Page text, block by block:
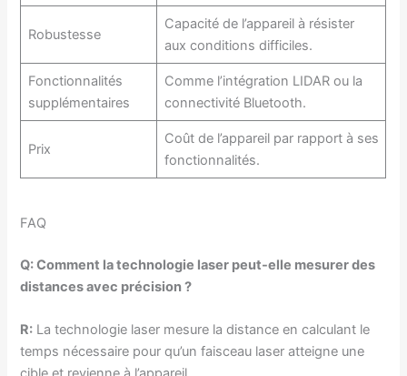
Robustesse
Capacité de l’appareil à résister
aux conditions difficiles.
Fonctionnalités
supplémentaires
Comme l’intégration LIDAR ou la
connectivité Bluetooth.
Prix
Coût de l’appareil par rapport à ses
fonctionnalités.
FAQ
Q: Comment la technologie laser peut-elle mesurer des
distances avec précision ?
R: La technologie laser mesure la distance en calculant le
temps nécessaire pour qu’un faisceau laser atteigne une